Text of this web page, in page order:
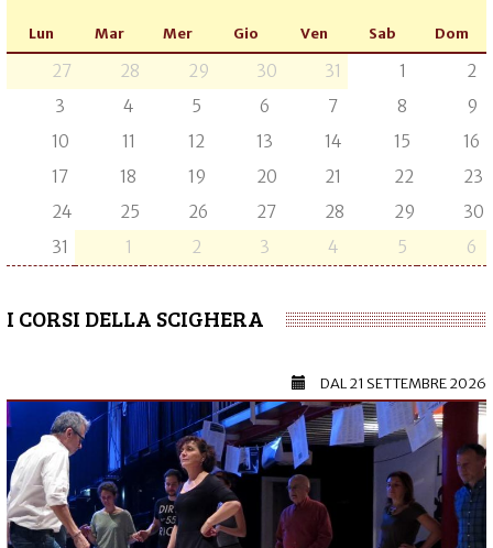
Lun Mar Mer Gio Ven Sab Dom
27 28 29 30 31 1
2
3
4 5 6 7 8
9
10
11 12 13 14 15
16
17
18 19 20 21 22
23
24
25 26 27 28 29
30
31
1 2 3 4 5 6
I CORSI DELLA SCIGHERA
DAL21 SETTEMBRE 2026